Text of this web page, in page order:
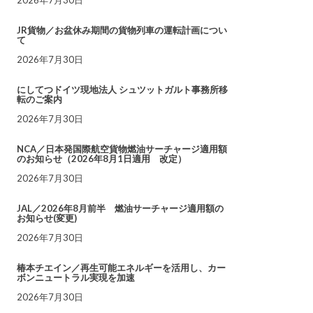
JR貨物／お盆休み期間の貨物列車の運転計画につい
て
2026年7月30日
にしてつドイツ現地法人 シュツットガルト事務所移
転のご案内
2026年7月30日
NCA／日本発国際航空貨物燃油サーチャージ適用額
のお知らせ（2026年8月1日適用 改定）
2026年7月30日
JAL／2026年8月前半 燃油サーチャージ適用額の
お知らせ(変更)
2026年7月30日
椿本チエイン／再生可能エネルギーを活用し、カー
ボンニュートラル実現を加速
2026年7月30日